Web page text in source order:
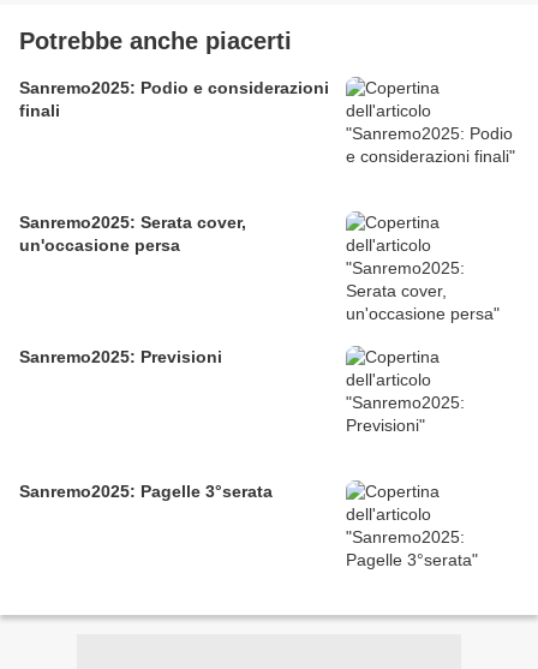
Potrebbe anche piacerti
Sanremo2025: Podio e considerazioni
finali
Sanremo2025: Serata cover,
un'occasione persa
Sanremo2025: Previsioni
Sanremo2025: Pagelle 3°serata